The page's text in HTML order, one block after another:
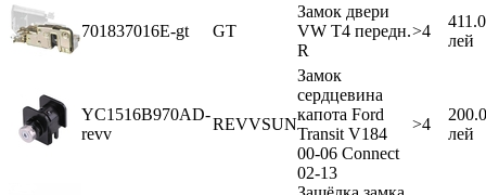
701837016E-gt GT
Замок двери
VW T4 передн.
R
>4
лей
YC1516B970AD-
revv
REVVSUN
Замок
сердцевина
капота Ford
Transit V184
00-06 Connect
02-13
>4
лей